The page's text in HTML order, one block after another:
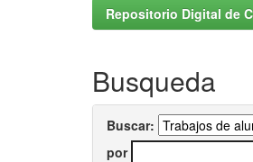
Repositorio Digital de
Busqueda
Buscar:
por